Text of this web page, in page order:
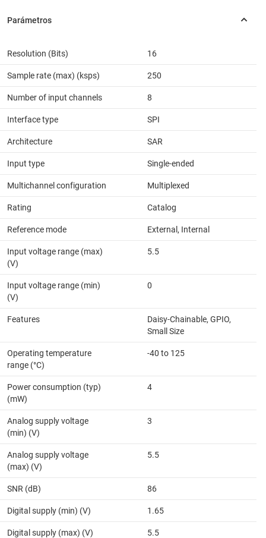
Resolution (Bits) 16
Sample rate (max) (ksps) 250
Number of input channels 8
Interface type SPI
Architecture SAR
Input type Single-ended
Multichannel configuration Multiplexed
Rating Catalog
Reference mode External, Internal
Input voltage range (max)
(V)
5.5
Input voltage range (min)
(V)
0
Features
Daisy-Chainable, GPIO,
Small Size
Operating temperature
range (°C)
-40 to 125
Power consumption (typ)
(mW)
4
Analog supply voltage
(min) (V)
3
Analog supply voltage
(max) (V)
5.5
SNR (dB) 86
Digital supply (min) (V) 1.65
Digital supply (max) (V) 5.5